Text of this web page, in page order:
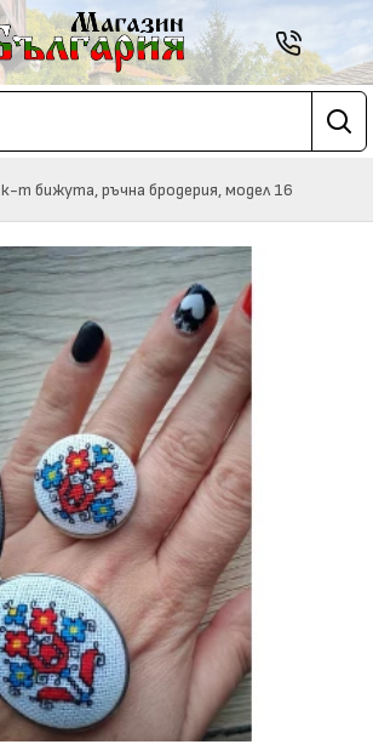
к-т бижута, ръчна бродерия, модел 16